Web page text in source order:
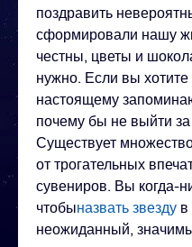
поздравить
сформировали нашу
честны, цветы и
нужно. Если вы
настоящему
почему бы не выйти
Существует
от трогательных
сувениров. Вы когда-
чтобыназвать звезду в
неожиданный,